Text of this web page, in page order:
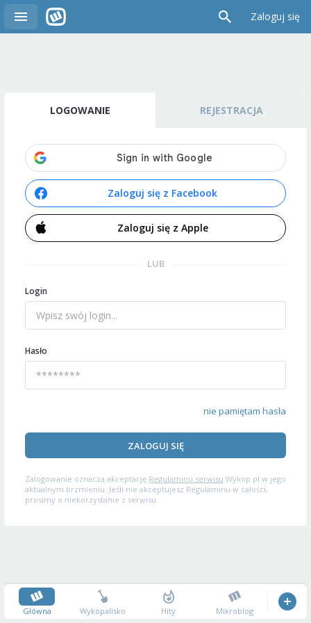
Zaloguj się
LOGOWANIE REJESTRACJA
Zaloguj się z Facebook
Zaloguj się z Apple
LUB
Login
Hasło
nie pamiętam hasła
ZALOGUJ SIĘ
Zalogowanie oznacza akceptację Regulaminu serwisu Wykop.pl w jego
aktualnym brzmieniu. Jeśli nie akceptujesz Regulaminu w całości,
prosimy o niekorzystanie z serwisu.
Główna Wykopalisko Hity Mikroblog